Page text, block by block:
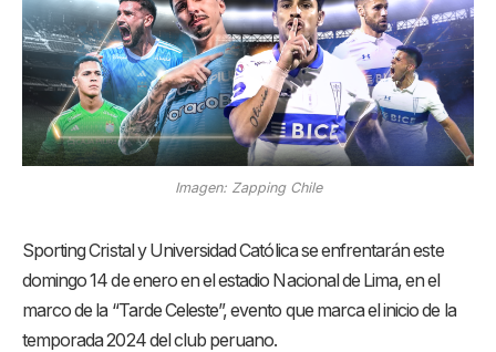
Imagen: Zapping Chile
Sporting Cristal y Universidad Católica se enfrentarán este
domingo 14 de enero en el estadio Nacional de Lima, en el
marco de la “Tarde Celeste”, evento que marca el inicio de la
temporada 2024 del club peruano.